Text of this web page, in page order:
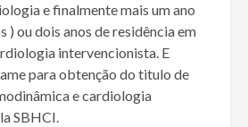
e finalmente mais um ano
) ou dois anos de residência em
intervencionista. E
para obtenção do titulo de
e cardiologia
SBHCI.